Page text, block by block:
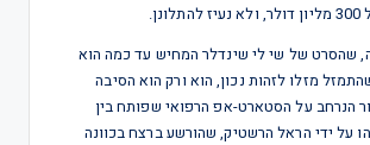
שהסרט של שי לי שינדלר המחיש עד כמה הוא
מזלו לזהות נכון, הוא ורק הוא הסיבה
הנרחב על הסטארט-אפ הרפואי שפותח בין
על ידי הראל הרשטיק, שהורשע ברצח בכוונה